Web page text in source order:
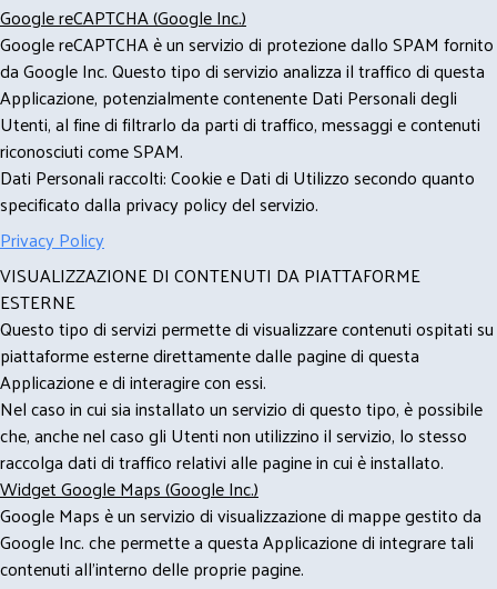
Google reCAPTCHA (Google Inc.)
Google reCAPTCHA è un servizio di protezione dallo SPAM fornito
da Google Inc. Questo tipo di servizio analizza il traffico di questa
Applicazione, potenzialmente contenente Dati Personali degli
Utenti, al fine di filtrarlo da parti di traffico, messaggi e contenuti
riconosciuti come SPAM.
Dati Personali raccolti: Cookie e Dati di Utilizzo secondo quanto
specificato dalla privacy policy del servizio.
Privacy Policy
VISUALIZZAZIONE DI CONTENUTI DA PIATTAFORME
ESTERNE
Questo tipo di servizi permette di visualizzare contenuti ospitati su
piattaforme esterne direttamente dalle pagine di questa
Applicazione e di interagire con essi.
Nel caso in cui sia installato un servizio di questo tipo, è possibile
che, anche nel caso gli Utenti non utilizzino il servizio, lo stesso
raccolga dati di traffico relativi alle pagine in cui è installato.
Widget Google Maps (Google Inc.)
Google Maps è un servizio di visualizzazione di mappe gestito da
Google Inc. che permette a questa Applicazione di integrare tali
contenuti all'interno delle proprie pagine.